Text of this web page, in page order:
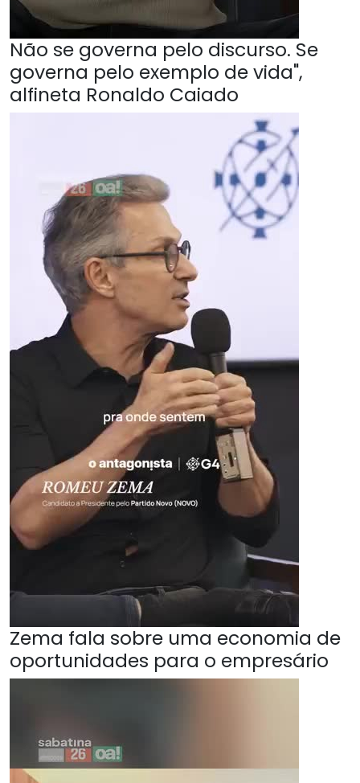
Não se governa pelo discurso. Se
governa pelo exemplo de vida",
alfineta Ronaldo Caiado
Zema fala sobre uma economia de
oportunidades para o empresário